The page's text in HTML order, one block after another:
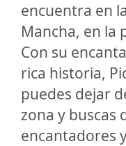
encuentra en
Mancha, en la
Con su
rica historia,
puedes dejar
zona y buscas
encantadores